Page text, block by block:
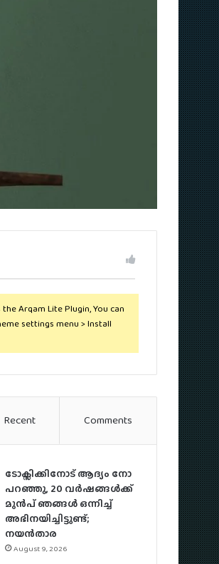
Arqam Lite Plugin, You can
settings menu > Install
Recent Comments
ടോക്സിക്കിനോട് ആദ്യം നോ
പറഞ്ഞു, 20 വർഷങ്ങൾക്ക്
മുൻപ് ഞങ്ങൾ ഒന്നിച്ച്
അഭിനയിച്ചിട്ടുണ്ട്;
നയൻ‌താര
August 9, 2026